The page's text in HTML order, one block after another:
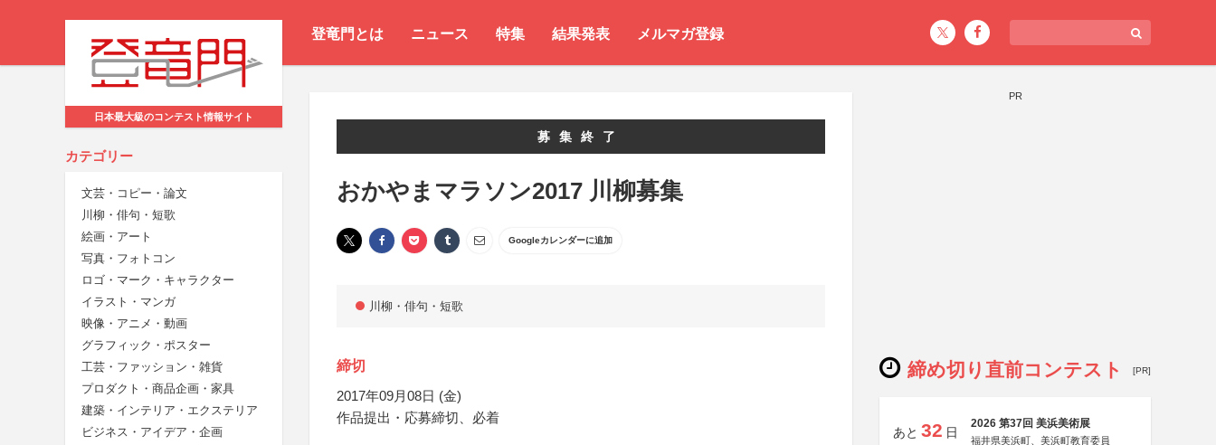
登竜門とは ニュース 特集 結果発表 メルマガ登録
日本最大級のコンテスト情報サイト
カテゴリー
文芸・コピー・論文
川柳・俳句・短歌
絵画・アート
写真・フォトコン
ロゴ・マーク・キャラクター
イラスト・マンガ
映像・アニメ・動画
グラフィック・ポスター
工芸・ファッション・雑貨
プロダクト・商品企画・家具
建築・インテリア・エクステリア
ビジネス・アイデア・企画
募集終了
おかやまマラソン2017 川柳募集
Googleカレンダーに追加
川柳・俳句・短歌
締切
2017年09月08日 (金)
作品提出・応募締切、必着
PR
締め切り直前コンテスト [PR]
あと 32 日
2026 第37回 美浜美術展
福井県美浜町、美浜町教育委員